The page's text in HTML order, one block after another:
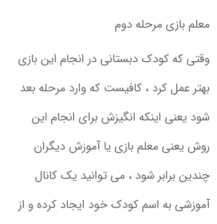
معلم بازی مرحله دوم
وقتی که کودک دبستانی در انجام این بازی
بهتر عمل کرد ، کافیست که وارد مرحله بعد
شود یعنی اینکه انگیزش برای انجام این
روش یعنی معلم بازی یا آموزش دیگران
چندین برابر شود ، می توانید یک کانال
آموزشی به اسم کودک خود ایجاد کرده و از